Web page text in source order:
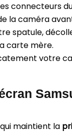
connecteurs
la caméra
spatule,
carte mère.
votre
maintient la